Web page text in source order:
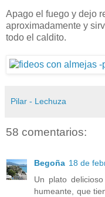
Apago el fuego y dejo
aproximadamente y
todo el caldito.
Pilar - Lechuza
58 comentarios:
Begoña 18 de
Un plato
humeante, que